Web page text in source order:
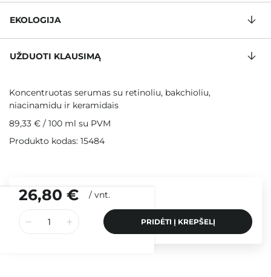
26,80 € / vnt.
PRIDĖTI Į KREPŠELĮ
EKOLOGIJA
UŽDUOTI KLAUSIMĄ
Koncentruotas serumas su retinoliu, bakchioliu,
niacinamidu ir keramidais
89,33 € / 100 ml su PVM
Produkto kodas: 15484